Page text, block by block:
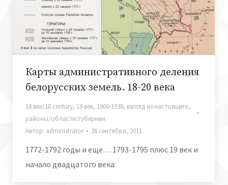
Карты административного деления
белорусских земель. 18-20 века
18 век/18 century, 19 век, 1900-1938, взгляд из настоящего,
районы/области/губернии
Автор: administrator 26 сентября, 2011
1772-1792 годы и еще… 1793-1795 плюс 19 век и
начало двадцатого века